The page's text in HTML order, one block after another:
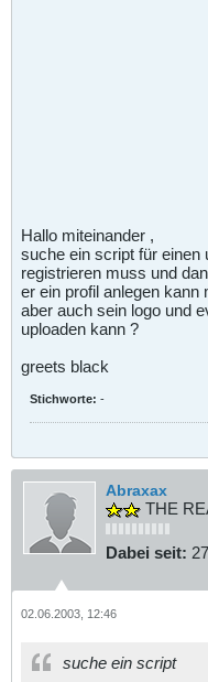
Hallo miteinander ,
suche ein script für
registrieren muss und
er ein profil anlegen kann
aber auch sein logo und
uploaden kann ?
greets black
Stichworte: -
Abraxax
THE
Dabei seit:
02.06.2003, 12:46
suche ein script